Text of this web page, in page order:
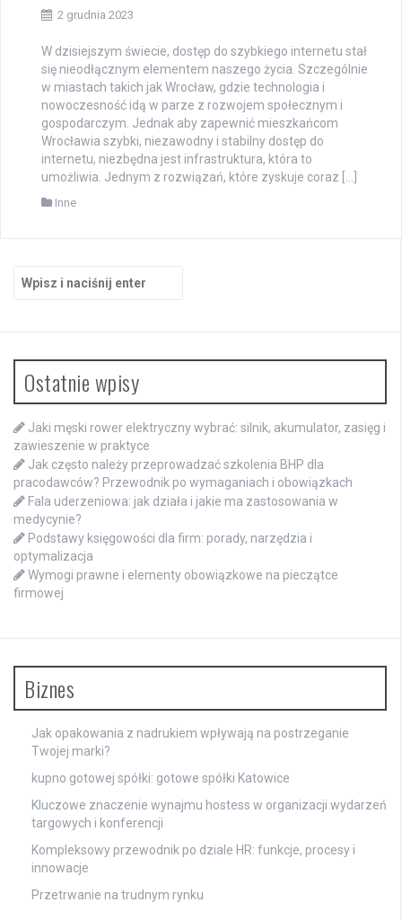
2 grudnia 2023
W dzisiejszym świecie, dostęp do szybkiego internetu stał
się nieodłącznym elementem naszego życia. Szczególnie
w miastach takich jak Wrocław, gdzie technologia i
nowoczesność idą w parze z rozwojem społecznym i
gospodarczym. Jednak aby zapewnić mieszkańcom
Wrocławia szybki, niezawodny i stabilny dostęp do
internetu, niezbędna jest infrastruktura, która to
umożliwia. Jednym z rozwiązań, które zyskuje coraz […]
Inne
Ostatnie wpisy
Jaki męski rower elektryczny wybrać: silnik, akumulator, zasięg i
zawieszenie w praktyce
Jak często należy przeprowadzać szkolenia BHP dla
pracodawców? Przewodnik po wymaganiach i obowiązkach
Fala uderzeniowa: jak działa i jakie ma zastosowania w
medycynie?
Podstawy księgowości dla firm: porady, narzędzia i
optymalizacja
Wymogi prawne i elementy obowiązkowe na pieczątce
firmowej
Biznes
Jak opakowania z nadrukiem wpływają na postrzeganie
Twojej marki?
kupno gotowej spółki: gotowe spółki Katowice
Kluczowe znaczenie wynajmu hostess w organizacji wydarzeń
targowych i konferencji
Kompleksowy przewodnik po dziale HR: funkcje, procesy i
innowacje
Przetrwanie na trudnym rynku